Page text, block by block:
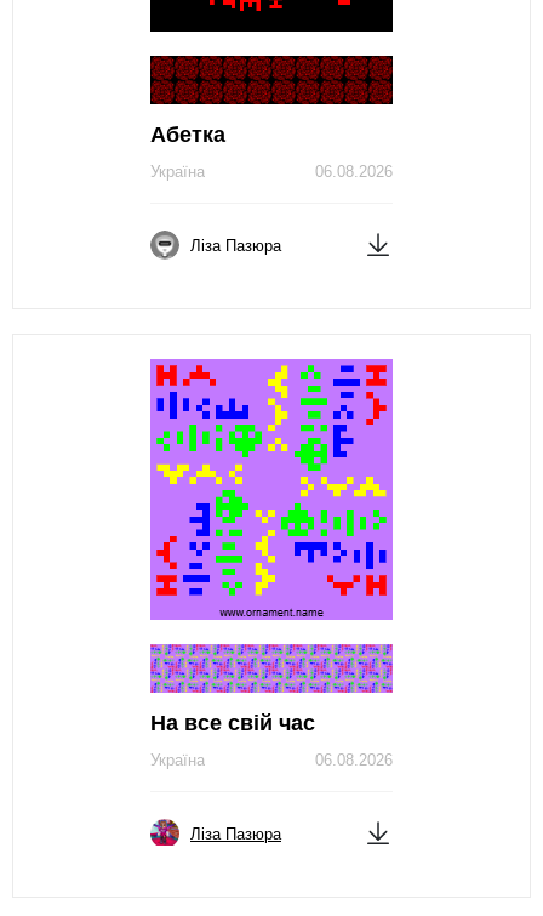
Абетка
06.08.2026
Україна
Ліза Пазюра
На все свій час
06.08.2026
Україна
Ліза Пазюра